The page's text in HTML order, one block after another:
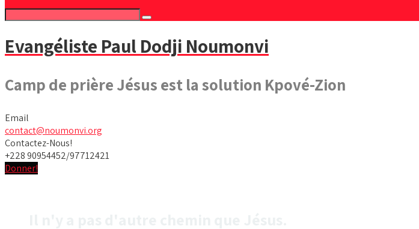
Evangéliste Paul Dodji Noumonvi
Camp de prière Jésus est la solution Kpové-Zion
Email
contact@noumonvi.org
Contactez-Nous!
+228 90954452/97712421
Donner!